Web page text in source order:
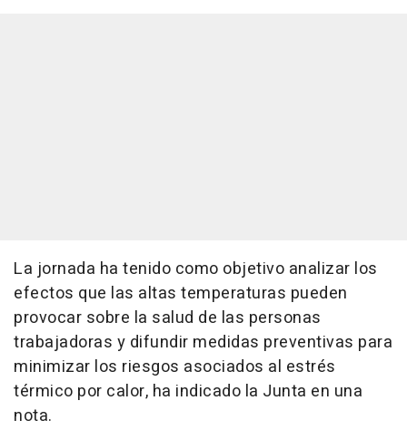
La jornada ha tenido como objetivo analizar los
efectos que las altas temperaturas pueden
provocar sobre la salud de las personas
trabajadoras y difundir medidas preventivas para
minimizar los riesgos asociados al estrés
térmico por calor, ha indicado la Junta en una
nota.